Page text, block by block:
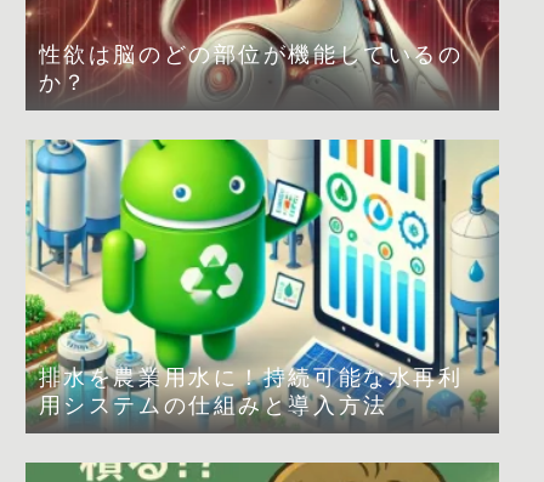
性欲は脳のどの部位が機能しているの
か？
排水を農業用水に！持続可能な水再利
用システムの仕組みと導入方法